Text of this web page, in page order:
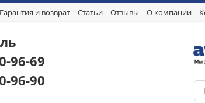
Гарантия и возврат Статьи Отзывы О компании
96-69
96-90